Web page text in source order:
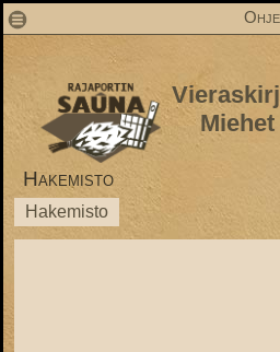
1
Miehet
Hakemisto
Hakemisto